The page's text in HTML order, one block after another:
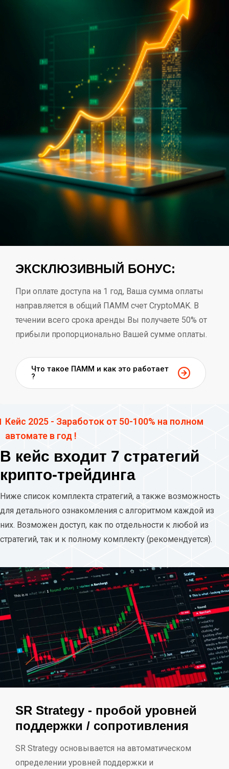
ЭКСКЛЮЗИВНЫЙ БОНУС:
При оплате доступа на 1 год, Ваша сумма оплаты
направляется в общий ПАММ счет CryptoMAK. В
течении всего срока аренды Вы получаете 50% от
прибыли пропорционально Вашей сумме оплаты.
Что такое ПАММ и как это работает
?
Кейс 2025 - Заработок от 50-100% на полном
автомате в год !
В кейс входит 7 стратегий
крипто-трейдинга
Ниже список комплекта стратегий, а также возможность
для детального ознакомления с алгоритмом каждой из
них. Возможен доступ, как по отдельности к любой из
стратегий, так и к полному комплекту (рекомендуется).
SR Strategy - пробой уровней
поддержки / сопротивления
SR Strategy основывается на автоматическом
определении уровней поддержки и